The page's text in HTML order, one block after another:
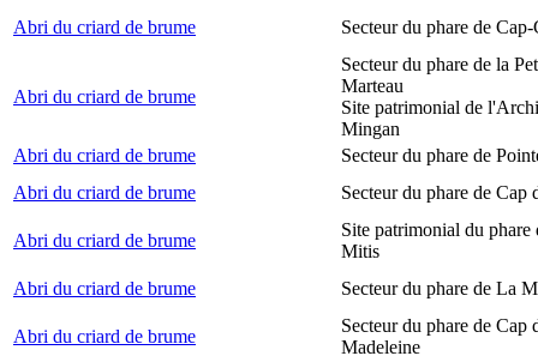
Abri du criard de brume Secteur du phare de Cap-
Abri du criard de brume
Secteur du phare de la
Marteau
Site patrimonial de
Mingan
Abri du criard de brume
Secteur du phare de
Abri du criard de brume
Secteur du phare de Cap
Abri du criard de brume
Site patrimonial du phare
Mitis
Abri du criard de brume
Secteur du phare de La
Abri du criard de brume
Secteur du phare de Cap
Madeleine